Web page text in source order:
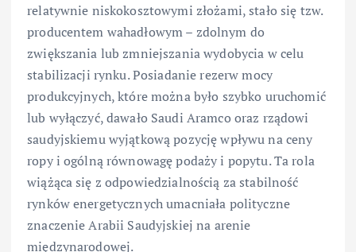
relatywnie niskokosztowymi złożami, stało się tzw.
producentem wahadłowym – zdolnym do
zwiększania lub zmniejszania wydobycia w celu
stabilizacji rynku. Posiadanie rezerw mocy
produkcyjnych, które można było szybko uruchomić
lub wyłączyć, dawało Saudi Aramco oraz rządowi
saudyjskiemu wyjątkową pozycję wpływu na ceny
ropy i ogólną równowagę podaży i popytu. Ta rola
wiążąca się z odpowiedzialnością za stabilność
rynków energetycznych umacniała polityczne
znaczenie Arabii Saudyjskiej na arenie
międzynarodowej.